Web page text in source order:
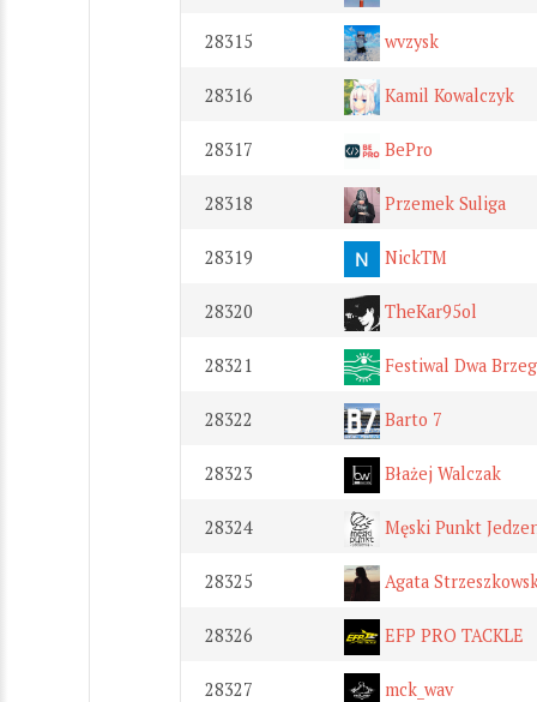
28315 wvzysk
28316 Kamil Kowalczyk
28317 BePro
28318 Przemek Suliga
28319 NickTM
28320 TheKar95ol
28321 Festiwal Dwa
28322 Barto 7
28323 Błażej Walczak
28324 Męski Punkt
28325 Agata
28326 EFP PRO TACKLE
28327 mck_wav